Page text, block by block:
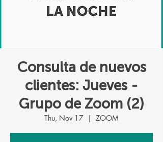
Consulta de nuevos
clientes: Jueves -
Grupo de Zoom (2)
Thu, Nov 17
  |
ZOOM